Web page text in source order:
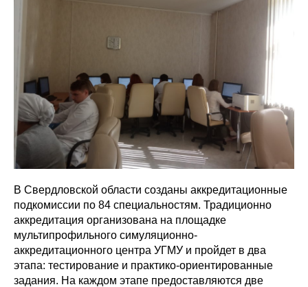
В Свердловской области созданы аккредитационные
подкомиссии по 84 специальностям. Традиционно
аккредитация организована на площадке
мультипрофильного симуляционно-
аккредитационного центра УГМУ и пройдет в два
этапа: тестирование и практико-ориентированные
задания. На каждом этапе предоставляются две